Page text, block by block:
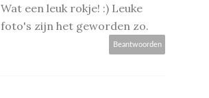
Wat een leuk rokje! :) Leuke
foto's zijn het geworden zo.
Beantwoorden